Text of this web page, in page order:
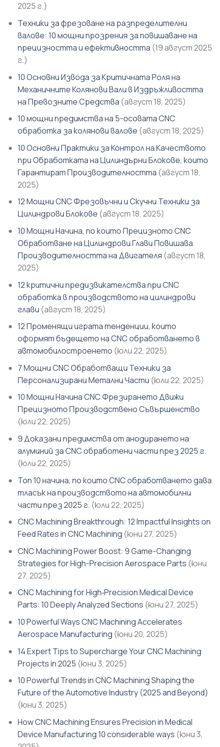
2025 г.)
Техники за фрезоване на разпределителни
валове: 10 мощни прозрения за повишаване на
прецизността и ефективността (19 август 2025
г.)
10 Основни Извода за Критичната Роля на
Механичните Колянови Вали в Издръжливостта
на Превозните Средства (август 18, 2025)
10 мощни предимства на 5-осовата CNC
обработка за колянови валове (август 18, 2025)
10 Основни Практики за Контрол на Качеството
при Обработката на Цилиндърни Блокове, които
Гарантират Производителността (август 18,
2025)
12 Мощни CNC Фрезовъчни и Скучни Техники за
Цилиндрови Блокове (август 18, 2025)
10 Мощни Начина, по които Прецизното CNC
Обработване на Цилиндрови Глави Повишава
Производителността на Двигателя (август 18,
2025)
12 критични предизвикателства при CNC
обработка в производството на цилиндрови
глави (август 18, 2025)
12 Променящи играта тенденции, които
оформят бъдещето на CNC обработването в
автомобилостроенето (юли 22, 2025)
7 Мощни CNC Обработващи Техники за
Персонализирани Метални Части (юли 22, 2025)
10 Мощни Начина CNC Фрезирането Движи
Прецизното Производствено Съвършенство
(юли 22, 2025)
9 Доказани предимства от анодирането на
алуминий за CNC обработени части през 2025 г.
(юли 22, 2025)
Топ 10 начина, по които CNC обработването дава
тласък на производството на автомобилни
части през 2025 г. (юли 22, 2025)
CNC Machining Breakthrough: 12 Impactful Insights on
Feed Rates in CNC Machining (юни 27, 2025)
CNC Machining Power Boost: 9 Game-Changing
Strategies for High​-Precision Aerospace Parts (юни
27, 2025)
CNC Machining for High‑Precision Medical Device
Parts: 10 Deeply Analyzed Sections (юни 27, 2025)
10 Powerful Ways CNC Machining Accelerates
Aerospace Manufacturing (юни 20, 2025)
14 Expert Tips to Supercharge Your CNC Machining
Projects in 2025 (юни 3, 2025)
10 Powerful Trends in CNC Machining Shaping the
Future of the Automotive Industry (2025 and Beyond)
(юни 3, 2025)
How CNC Machining Ensures Precision in Medical
Device Manufacturing 10 considerable ways (юни 3,